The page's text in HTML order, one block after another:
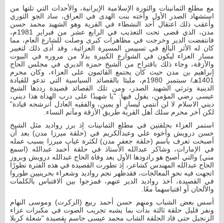
مع مطلع الثمانينات والثورة الإسلامية الإيرانية، والأحداث التي تلتها من
استشهاد الصدر الأول وأخته بنت الهدى في العراق، ساد الجو الثوري
وأعقب ذلك اعتقال أحد النشطاء في القرية وهو الشهيد محمد حسن
مدن، الذي قضى تحت التعذيب في الرابع عشر من فبراير 1981م،
فانتفضت الدير وخرجت في مظاهرات كبرى وصلت للشارع العام، مما
كان له الأثر البالغ في تسييس المسيرة العزائية، وقد أدى ذلك لتغيير
مسار العزاء ليكون في الشوارع الكبيرة بدلا من مروره في البيوت
والأزقة، وجاء ذلك باقتراح من الشيخ حمزة الديري في مجلس الحاج
إبراهيم بن مدن حيث كان يجتمع القائمون على العزاء، وكان محرم
1401هـ/ سبتمبر 1980م، مليئا بالقصائد السياسية التي تدعو للقيادة
الدينية وترثي الشهيد الصدر، ومن تلك القصائد قصيدة رددها الشيخ
عيسى رضي المؤمن، يقول فيها: "يا شهيدًا على درب الهداة هذا ديني،
ديني الاسلام لا لن أنتمي ليسارٍ أو يمينِ، والفقيه العادل انرشحه قيادة"
لكن آخر محرم سلك أهل القرية طريق الأزقة ومآتم النساء.
استمر العزاء بحلقتين في مطلع الثمانينات إذ برز رواديد مثل الشيخ
حسن درويش وأخوه علي وعبدالكريم في (حلقة ميرزا مدن) بعد أن
أصبحت تعرف باسم (حلقة جعفر مدن) لكثرة غياب ميرزا بسبب عمله
في الإمارات، وشاكر عبدالله الأستاذ في حلقة أحمد عبدالله (اسمع
مني) والتي أصبح هو رادودها الأول بعد وفاة الحاج عبدالله درويش وبروز
الحاج عبدالله المهندس كشاعر، إذ تطورت القصيدة في هذه الفترة تطورًا
اتجهت فيه نحو المعالجات، فقدظهر نجم رواديد وشعراء بحرينيين طوروا
في القصيدة، أخذ رواديد الدير عنهم، فمزجوا بين الاقتباس بالكلمات
والألحان أو اقتباسهما معًا.
أسس بعض الشباب ومنهم حسن أحمد ربيع (الزكرت) وموسى النهام
ونفر قليل حلقة ثالثة بدأت بما يشبه تجريب الصوت في مكبرات عزاء
الزنجيل حتى قاد الحلقة الشاب محمد عيسى جاسم بقصيدة "شعلة كربلا